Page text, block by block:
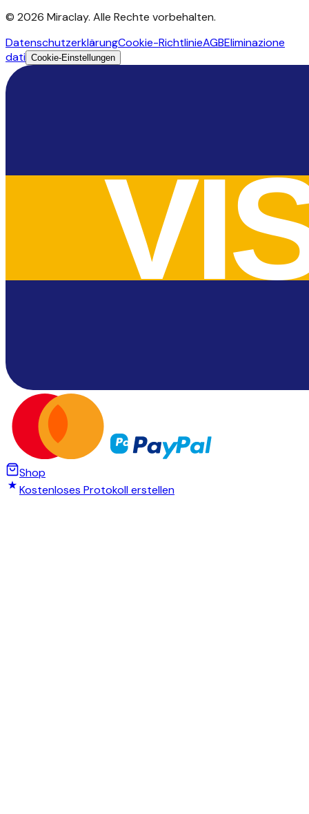
© 2026 Miraclay. Alle Rechte vorbehalten.
DatenschutzerklärungCookie-RichtlinieAGBEliminazione
dati Cookie-Einstellungen
Shop
Kostenloses Protokoll erstellen